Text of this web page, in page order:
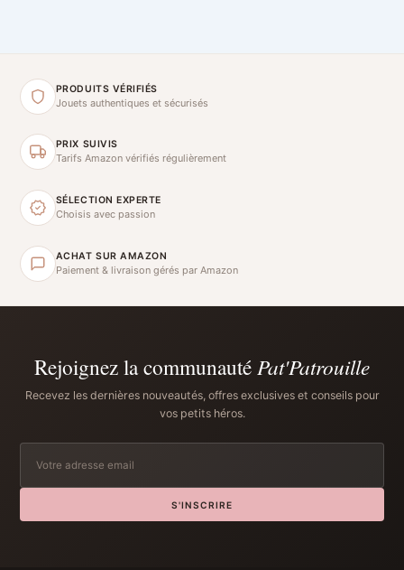
PRODUITS VÉRIFIÉS
Jouets authentiques et sécurisés
PRIX SUIVIS
Tarifs Amazon vérifiés régulièrement
SÉLECTION EXPERTE
Choisis avec passion
ACHAT SUR AMAZON
Paiement & livraison gérés par Amazon
Rejoignez la communauté Pat'Patrouille
Recevez les dernières nouveautés, offres exclusives et conseils pour
vos petits héros.
S'INSCRIRE